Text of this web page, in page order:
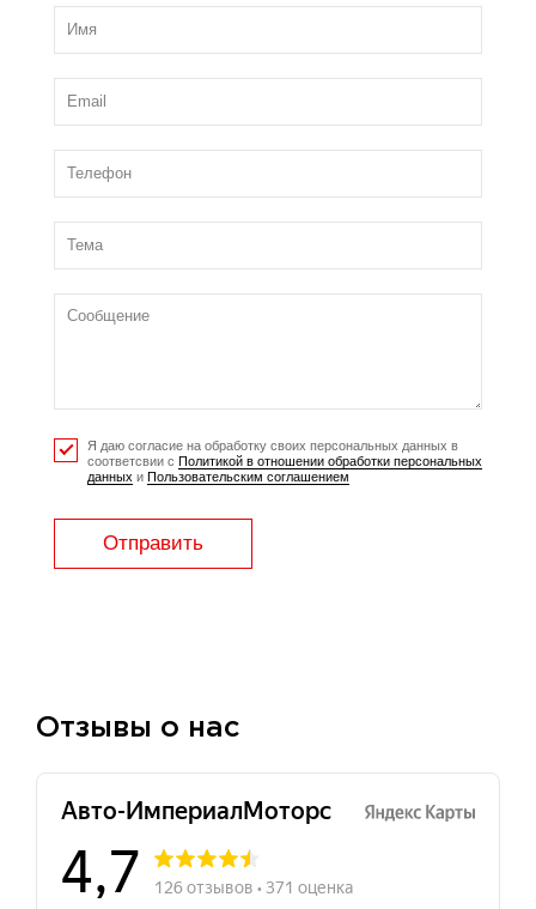
Я даю согласие на обработку своих персональных данных в
соответсвии с Политикой в отношении обработки персональных
данных и Пользовательским соглашением
Отправить
Отзывы о нас